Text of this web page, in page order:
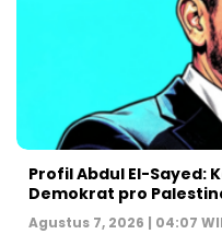
Profil Abdul El-Sayed:
Demokrat pro
Agustus 7, 2026 | 04:07